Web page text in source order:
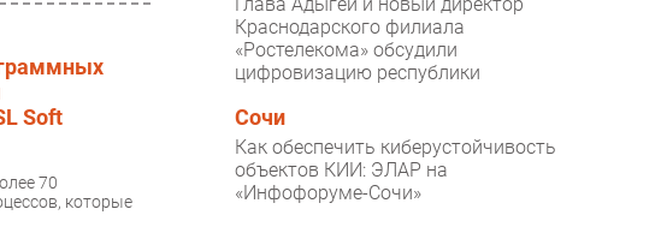
Soft
70
которые
Краснодарского филиала
«Ростелекома» обсудили
цифровизацию республики
Сочи
Как обеспечить киберустойчивость
объектов КИИ: ЭЛАР на
«Инфофоруме-Сочи»